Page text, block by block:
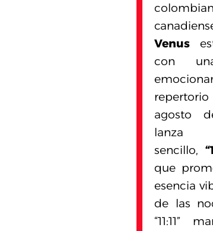
Venus
con
repertorio
agosto
lanza
sencillo,
que
esencia
de las
“11:11”